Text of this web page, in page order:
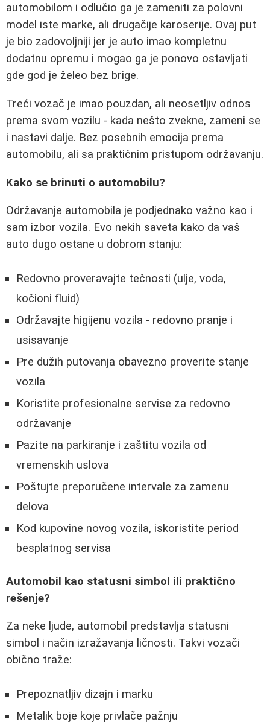
automobilom i odlučio ga je zameniti za polovni
model iste marke, ali drugačije karoserije. Ovaj put
je bio zadovoljniji jer je auto imao kompletnu
dodatnu opremu i mogao ga je ponovo ostavljati
gde god je želeo bez brige.
Treći vozač je imao pouzdan, ali neosetljiv odnos
prema svom vozilu - kada nešto zvekne, zameni se
i nastavi dalje. Bez posebnih emocija prema
automobilu, ali sa praktičnim pristupom održavanju.
Kako se brinuti o automobilu?
Održavanje automobila je podjednako važno kao i
sam izbor vozila. Evo nekih saveta kako da vaš
auto dugo ostane u dobrom stanju:
Redovno proveravajte tečnosti (ulje, voda,
kočioni fluid)
Održavajte higijenu vozila - redovno pranje i
usisavanje
Pre dužih putovanja obavezno proverite stanje
vozila
Koristite profesionalne servise za redovno
održavanje
Pazite na parkiranje i zaštitu vozila od
vremenskih uslova
Poštujte preporučene intervale za zamenu
delova
Kod kupovine novog vozila, iskoristite period
besplatnog servisa
Automobil kao statusni simbol ili praktično
rešenje?
Za neke ljude, automobil predstavlja statusni
simbol i način izražavanja ličnosti. Takvi vozači
obično traže:
Prepoznatljiv dizajn i marku
Metalik boje koje privlače pažnju